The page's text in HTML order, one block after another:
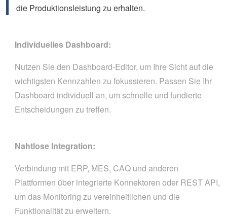
die Produktionsleistung zu erhalten.
Individuelles Dashboard:
Nutzen Sie den Dashboard-Editor, um Ihre Sicht auf die
wichtigsten Kennzahlen zu fokussieren. Passen Sie Ihr
Dashboard individuell an, um schnelle und fundierte
Entscheidungen zu treffen.
Nahtlose Integration:
Verbindung mit ERP, MES, CAQ und anderen
Plattformen über integrierte Konnektoren oder REST API,
um das Monitoring zu vereinheitlichen und die
Funktionalität zu erweitern.